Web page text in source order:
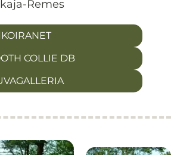
Remes
KOIRANET
COLLIE DB